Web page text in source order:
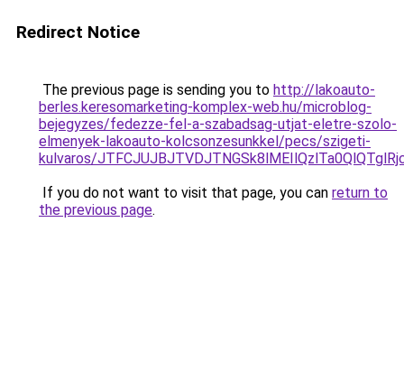
Redirect Notice
The previous page is sending you to http://lakoauto-
berles.keresomarketing-komplex-web.hu/microblog-
bejegyzes/fedezze-fel-a-szabadsag-utjat-eletre-szolo-
elmenyek-lakoauto-kolcsonzesunkkel/pecs/szigeti-
kulvaros/
If you do not want to visit that page, you can return to
the previous page.